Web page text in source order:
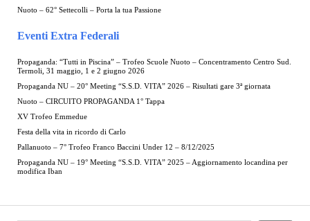
Nuoto – 62° Settecolli – Porta la tua Passione
Eventi Extra Federali
Propaganda: “Tutti in Piscina” – Trofeo Scuole Nuoto – Concentramento Centro Sud.
Termoli, 31 maggio, 1 e 2 giugno 2026
Propaganda NU – 20° Meeting “S.S.D. VITA” 2026 – Risultati gare 3ª giornata
Nuoto – CIRCUITO PROPAGANDA 1° Tappa
XV Trofeo Emmedue
Festa della vita in ricordo di Carlo
Pallanuoto – 7° Trofeo Franco Baccini Under 12 – 8/12/2025
Propaganda NU – 19° Meeting “S.S.D. VITA” 2025 – Aggiornamento locandina per
modifica Iban